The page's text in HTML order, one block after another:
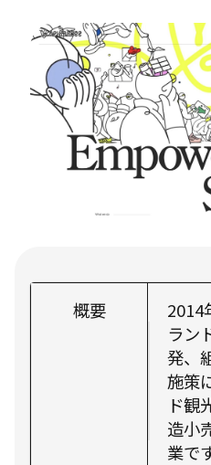
概要
2014
ラン
発、
施策
ド観
造小
業で